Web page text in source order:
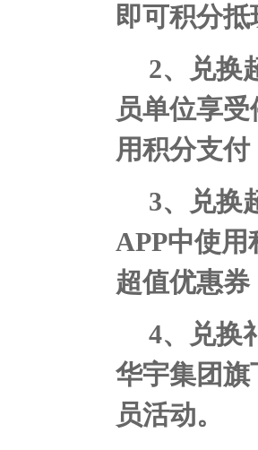
即可积分抵
2、兑换
员单位享
用积分支付
3、兑换
APP中使用
超值优惠券
4、兑换
华宇集团
员活动。